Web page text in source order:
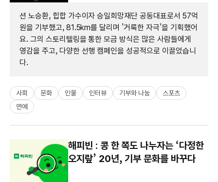
션 노승환, 힙합 가수이자 승일희망재단 공동대표로서 57억
원을 기부했고, 81.5km를 달리며 '거룩한 자극'을 기획했어
요. 그의 스토리텔링을 통한 모금 방식은 많은 사람들에게
영감을 주고, 다양한 선행 캠페인을 성공적으로 이끌었습니
다.
사회 문화 인물 인터뷰 기부와 나눔
스포츠
연예
해피빈 : 콩 한 쪽도 나누자는 ‘다정한
오지랖’ 20년, 기부 문화를 바꾸다